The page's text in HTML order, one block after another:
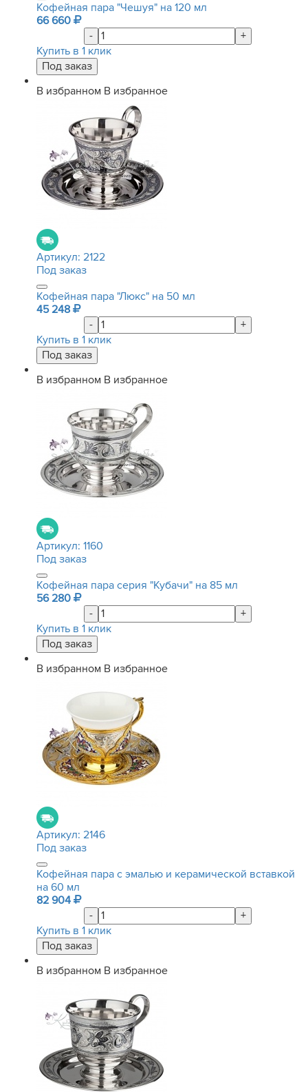
Кофейная пара "Чешуя" на 120 мл
66 660
-
+
Купить в 1 клик
В избранном В избранное
Артикул: 2122
Под заказ
Кофейная пара "Люкс" на 50 мл
45 248
-
+
Купить в 1 клик
В избранном В избранное
Артикул: 1160
Под заказ
Кофейная пара серия "Кубачи" на 85 мл
56 280
-
+
Купить в 1 клик
В избранном В избранное
Артикул: 2146
Под заказ
Кофейная пара с эмалью и керамической вставкой
на 60 мл
82 904
-
+
Купить в 1 клик
В избранном В избранное